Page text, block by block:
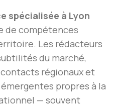
spécialisée à Lyon
de compétences
Les rédacteurs
du marché,
régionaux et
propres à la
— souvent